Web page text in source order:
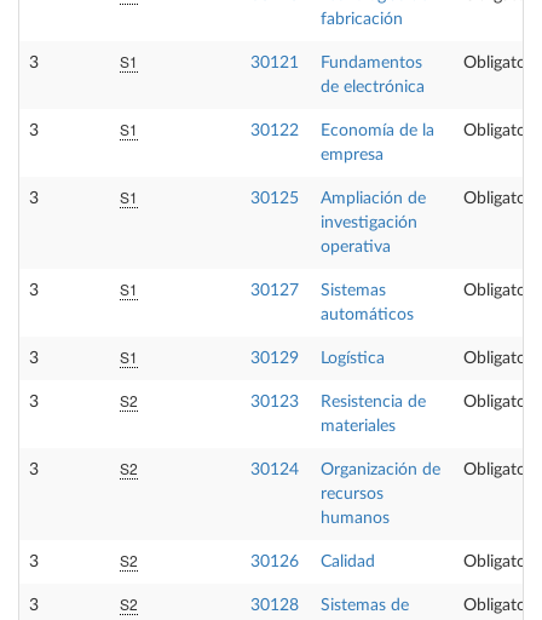
fabricación
3 S1 30121
Fundamentos
de electrónica
3 S1 30122
Economía de la
empresa
3 S1 30125
Ampliación de
investigación
operativa
3 S1 30127
Sistemas
automáticos
3 S1 30129 Logística
3 S2 30123
Resistencia de
materiales
3 S2 30124
Organización de
recursos
humanos
3 S2 30126 Calidad
3 S2 30128
Sistemas de